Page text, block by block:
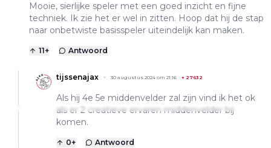
Mooie, sierlijke speler met een goed inzicht en fijne
techniek. Ik zie het er wel in zitten. Hoop dat hij de stap
naar onbetwiste basisspeler uiteindelijk kan maken.
11+ Antwoord
tijssenajax 30 augustus 2024 om 21:16 + 27632
Als hij 4e 5e middenvelder zal zijn vind ik het ok
als er 2 creatieve ervaren middenvelder bij
komen.
0+ Antwoord